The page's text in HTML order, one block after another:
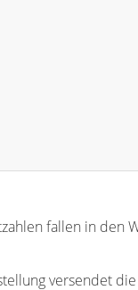
fallen in den
versendet